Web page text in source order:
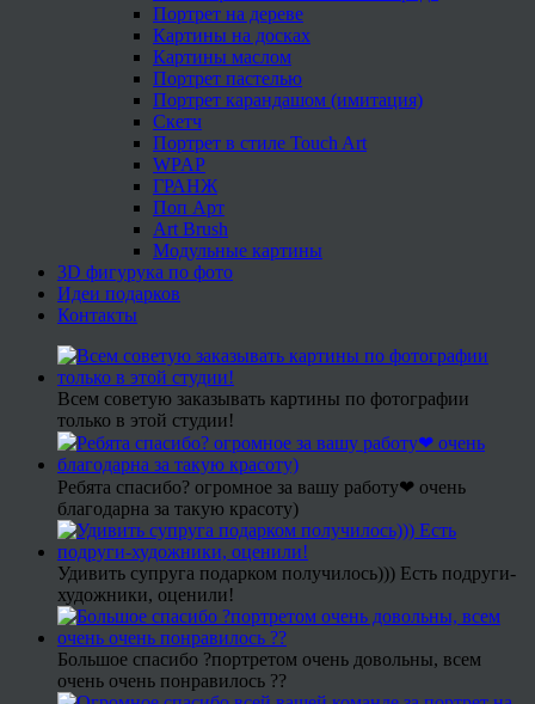
Портрет на дереве
Картины на досках
Картины маслом
Портрет пастелью
Портрет карандашом (имитация)
Скетч
Портрет в стиле Touch Art
WPAP
ГРАНЖ
Поп Арт
Art Brush
Модульные картины
3D фигурука по фото
Идеи подарков
Контакты
Всем советую заказывать картины по фотографии
только в этой студии!
Ребята спасибо? огромное за вашу работу❤ очень
благодарна за такую красоту)
Удивить супруга подарком получилось))) Есть подруги-
художники, оценили!
Большое спасибо ?портретом очень довольны, всем
очень очень понравилось ??